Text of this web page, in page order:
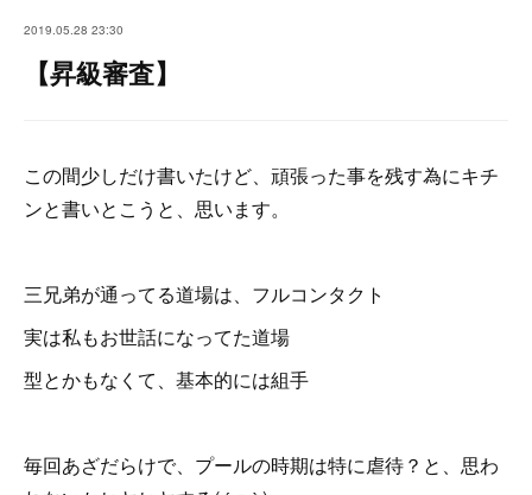
2019.05.28 23:30
【昇級審査】
この間少しだけ書いたけど、頑張った事を残す為にキチ
ンと書いとこうと、思います。
三兄弟が通ってる道場は、フルコンタクト
実は私もお世話になってた道場
型とかもなくて、基本的には組手
毎回あざだらけで、プールの時期は特に虐待？と、思わ